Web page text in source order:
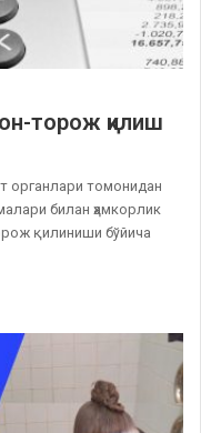
торож қилиш
органлари томонидан
билан ҳамкорлик
қилиниши бўйича